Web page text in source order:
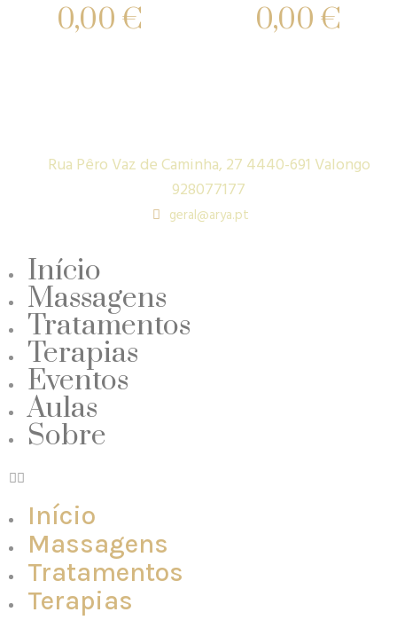
0,00 € 0,00 €
Rua Pêro Vaz de Caminha, 27 4440-691 Valongo
928077177
geral@arya.pt
Início
Massagens
Tratamentos
Terapias
Eventos
Aulas
Sobre
Início
Massagens
Tratamentos
Terapias